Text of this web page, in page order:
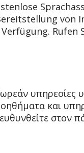
von
Rufen
υπηρεσίες
και
στον